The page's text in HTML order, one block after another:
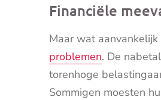
Financiële
Maar wat
problemen. De
torenhoge
Sommigen moesten